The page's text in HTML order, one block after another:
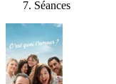
Séances